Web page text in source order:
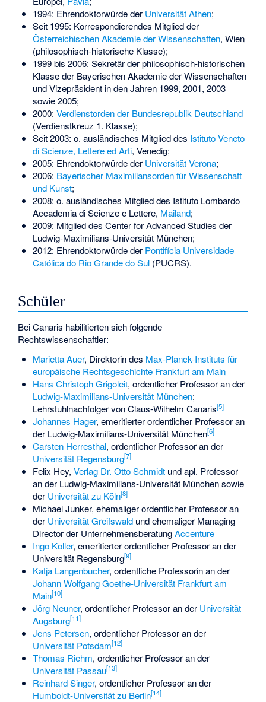
1994: Ehrendoktorwürde der Universität Athen;
Seit 1995: Korrespondierendes Mitglied der
Österreichischen Akademie der Wissenschaften, Wien
(philosophisch-historische Klasse);
1999 bis 2006: Sekretär der philosophisch-historischen
Klasse der Bayerischen Akademie der Wissenschaften
und Vizepräsident in den Jahren 1999, 2001, 2003
sowie 2005;
2000: Verdienstorden der Bundesrepublik Deutschland
(Verdienstkreuz 1. Klasse);
Seit 2003: o. ausländisches Mitglied des Istituto Veneto
di Scienze, Lettere ed Arti, Venedig;
2005: Ehrendoktorwürde der Universität Verona;
2006: Bayerischer Maximiliansorden für Wissenschaft
und Kunst;
2008: o. ausländisches Mitglied des Istituto Lombardo
Accademia di Scienze e Lettere, Mailand;
2009: Mitglied des Center for Advanced Studies der
Ludwig-Maximilians-Universität München;
2012: Ehrendoktorwürde der Pontifícia Universidade
Católica do Rio Grande do Sul(PUCRS).
Schüler
Bei Canaris habilitierten sich folgende
Rechtswissenschaftler:
Marietta Auer, Direktorin des Max-Planck-Instituts für
europäische Rechtsgeschichte Frankfurt am Main
Hans Christoph Grigoleit, ordentlicher Professor an der
Ludwig-Maximilians-Universität München;
Lehrstuhlnachfolger von Claus-Wilhelm Canaris[5]
Johannes Hager, emeritierter ordentlicher Professor an
der Ludwig-Maximilians-Universität München[6]
Carsten Herresthal, ordentlicher Professor an der
Universität Regensburg[7]
Felix Hey, Verlag Dr. Otto Schmidtund apl. Professor
an der Ludwig-Maximilians-Universität München sowie
der Universität zu Köln[8]
Michael Junker, ehemaliger ordentlicher Professor an
der Universität Greifswaldund ehemaliger Managing
Director der UnternehmensberatungAccenture
Ingo Koller, emeritierter ordentlicher Professor an der
Universität Regensburg[9]
Katja Langenbucher, ordentliche Professorin an der
Johann Wolfgang Goethe-Universität Frankfurt am
Main[10]
Jörg Neuner, ordentlicher Professor an der Universität
Augsburg[11]
Jens Petersen, ordentlicher Professor an der
Universität Potsdam[12]
Thomas Riehm, ordentlicher Professor an der
Universität Passau[13]
Reinhard Singer, ordentlicher Professor an der
Humboldt-Universität zu Berlin[14]